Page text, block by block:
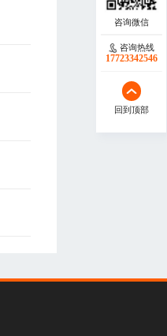
咨询热线
17723342546
回到顶部